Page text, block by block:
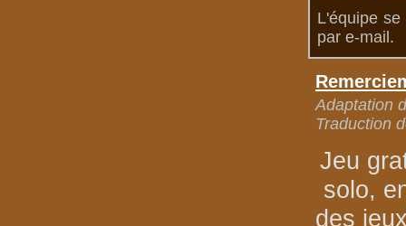
L'équipe
par e-mail.
Adaptation
Traduction
Jeu
solo,
des